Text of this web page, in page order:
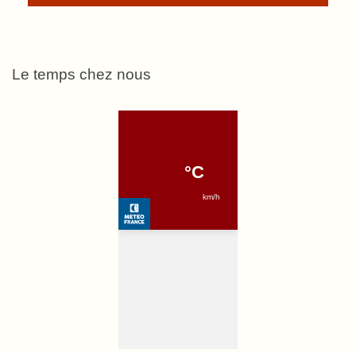
Le temps chez nous